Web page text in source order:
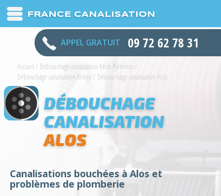
FRANCE CANALISATION
APPEL GRATUIT 09 72 62 78 31
Accueil / Débouchage canalisation Midi-Pyrénées/
Débouchage canalisation Ariège / Débouchage canalisation Alos
DÉBOUCHAGE
CANALISATION
ALOS
Canalisations bouchées à Alos et
problèmes de plomberie